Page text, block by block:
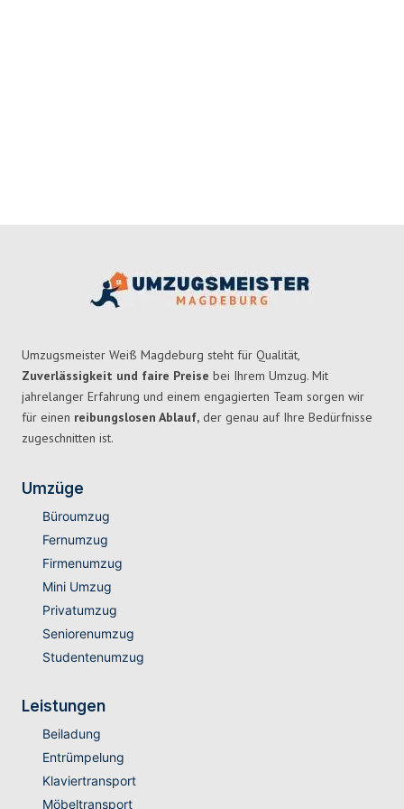
Umzugsmeister Weiß Magdeburg steht für Qualität,
Zuverlässigkeit und faire Preise bei Ihrem Umzug. Mit
jahrelanger Erfahrung und einem engagierten Team sorgen wir
für einen reibungslosen Ablauf, der genau auf Ihre Bedürfnisse
zugeschnitten ist.
Umzüge
Büroumzug
Fernumzug
Firmenumzug
Mini Umzug
Privatumzug
Seniorenumzug
Studentenumzug
Leistungen
Beiladung
Entrümpelung
Klaviertransport
Möbeltransport